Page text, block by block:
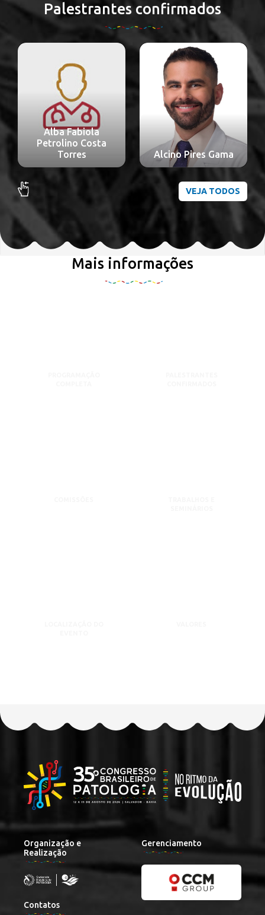
Palestrantes confirmados
Alba Fabiola
Petrolino Costa
Torres
Alcino Pires Gama
VEJA TODOS
Mais informações
Organização e
Realização
Contatos
Gerenciamento